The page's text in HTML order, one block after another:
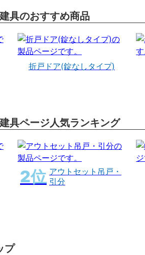
具のおすすめ商品
折戸ドア(錠なしタイプ)
具ページ人気ランキング
アウトセット吊戸・
引分
プ